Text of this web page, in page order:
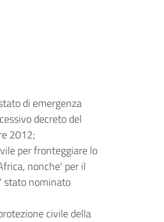
di emergenza
decreto del
2012;
per fronteggiare lo
nonche' per il
stato nominato
civile della